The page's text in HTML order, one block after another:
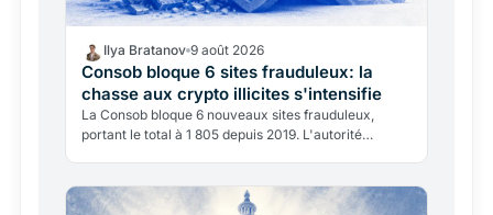
Ilya Bratanov 9 août 2026
Consob bloque 6 sites frauduleux: la
chasse aux crypto illicites s'intensifie
La Consob bloque 6 nouveaux sites frauduleux,
portant le total à 1 805 depuis 2019. L'autorité